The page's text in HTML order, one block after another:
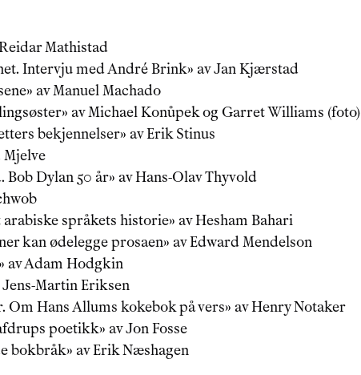
Mathistad
Intervju med André Brink» av Jan Kjærstad
» av Manuel Machado
» av Michael Konůpek og Garret Williams (foto)
bekjennelser» av Erik Stinus
Mjelve
Bob Dylan 50 år» av Hans-Olav Thyvold
språkets historie» av Hesham Bahari
kan ødelegge prosaen» av Edward Mendelson
av Adam Hodgkin
Jens-Martin Eriksen
Om Hans Allums kokebok på vers» av Henry Notaker
poetikk» av Jon Fosse
bokbråk» av Erik Næshagen